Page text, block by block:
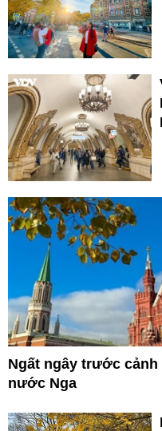
Ngất ngây trước cảnh
nước Nga